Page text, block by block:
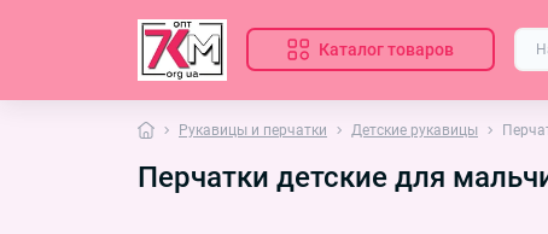
Каталог товаров
Рукавицы и перчатки Детские рукавицы
Перчатки детские для